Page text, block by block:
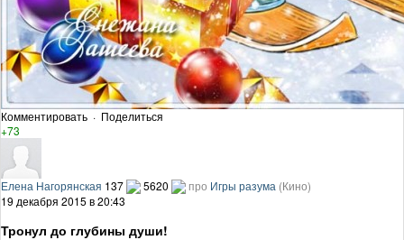
Комментировать · Поделиться
+73
Елена Нагорянская 137 5620 про Игры разума (Кино)
19 декабря 2015 в 20:43
Тронул до глубины души!